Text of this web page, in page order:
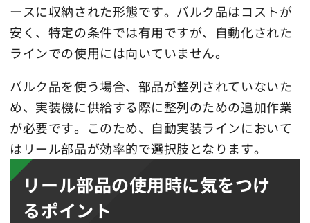
ースに収納された形態です。バルク品はコストが
安く、特定の条件では有用ですが、自動化された
ラインでの使用には向いていません。
バルク品を使う場合、部品が整列されていないた
め、実装機に供給する際に整列のための追加作業
が必要です。このため、自動実装ラインにおいて
はリール部品が効率的で選択肢となります。
リール部品の使用時に気をつけ
るポイント